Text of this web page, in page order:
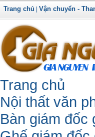
Trang chủ Vận chuyển -
Trang chủ
Nội thất văn
Bàn giám đốc